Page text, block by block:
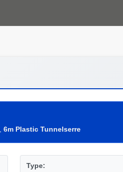
6m Plastic Tunnelserre
Type: